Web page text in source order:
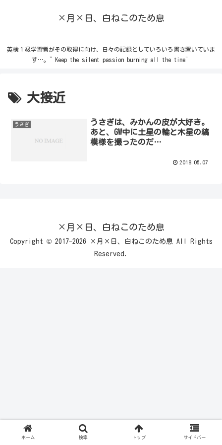
×月×日、白ねこのため息
英検１級学習者がその取得に向け、日々の記録としていろいろ書き置いていま
す…。”Keep the silent passion burning all the time”
大接近
うさぎ
うさぎは、みかんの皮が大好き。
あと、GW中に土星の輪と木星の縞
模様を撮ったのだ…
2018.05.07
×月×日、白ねこのため息
Copyright © 2017-2026 ×月×日、白ねこのため息 All Rights
Reserved.
ホーム 検索 トップ サイドバー